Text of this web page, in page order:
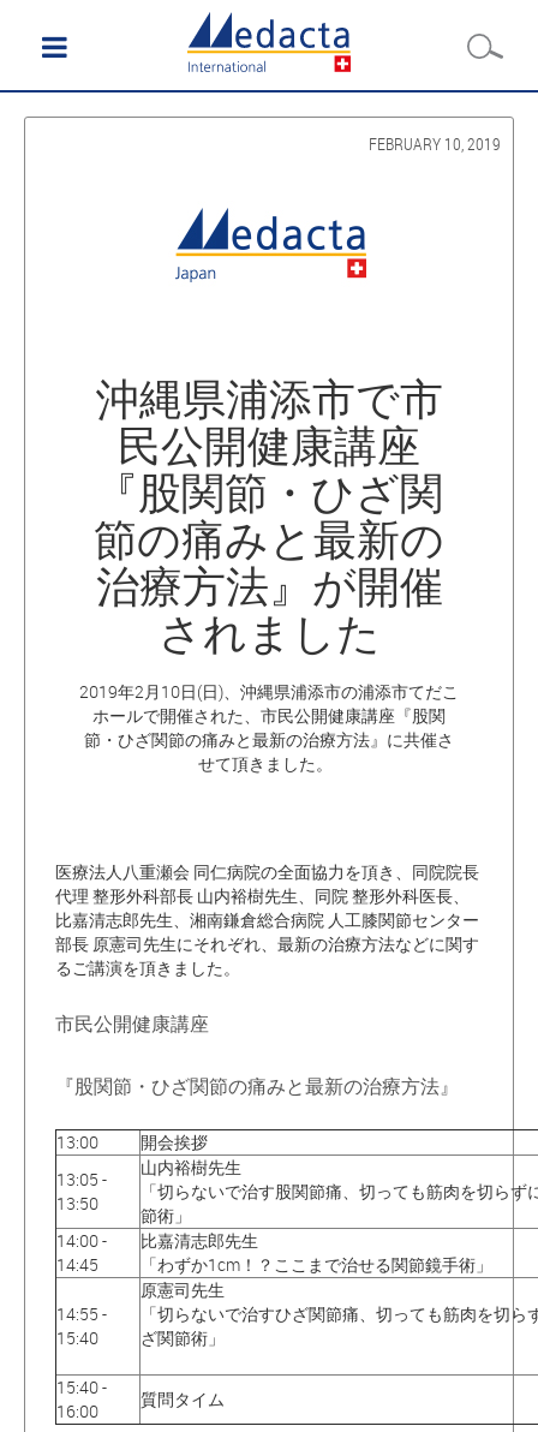
FEBRUARY 10, 2019
沖縄県浦添市で市
民公開健康講座
『股関節・ひざ関
節の痛みと最新の
治療方法』が開催
されました
2019年2月10日(日)、沖縄県浦添市の浦添市てだこ
ホールで開催された、市民公開健康講座『股関
節・ひざ関節の痛みと最新の治療方法』に共催さ
せて頂きました。
医療法人八重瀬会 同仁病院の全面協力を頂き、同院院長
代理 整形外科部長 山内裕樹先生、同院 整形外科医長、
比嘉清志郎先生、湘南鎌倉総合病院 人工膝関節センター
部長 原憲司先生にそれぞれ、最新の治療方法などに関す
るご講演を頂きました。
市民公開健康講座
『股関節・ひざ関節の痛みと最新の治療方法』
13:00
開会挨拶
13:05 -
13:50
山内裕樹先生
「切らないで治す股関節痛、切っても筋肉を切らず
節術」
14:00 -
14:45
比嘉清志郎先生
「わずか1cm！？ここまで治せる関節鏡手術」
14:55 -
15:40
原憲司先生
「切らないで治すひざ関節痛、切っても筋肉を切ら
ざ関節術」
15:40 -
16:00
質問タイム